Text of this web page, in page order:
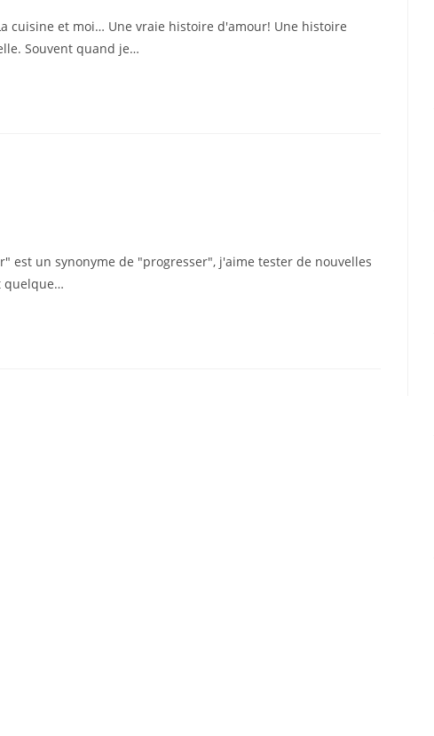
cuisine et moi… Une vraie histoire d'amour! Une histoire
Souvent quand je…
est un synonyme de "progresser", j'aime tester de nouvelles
quelque…